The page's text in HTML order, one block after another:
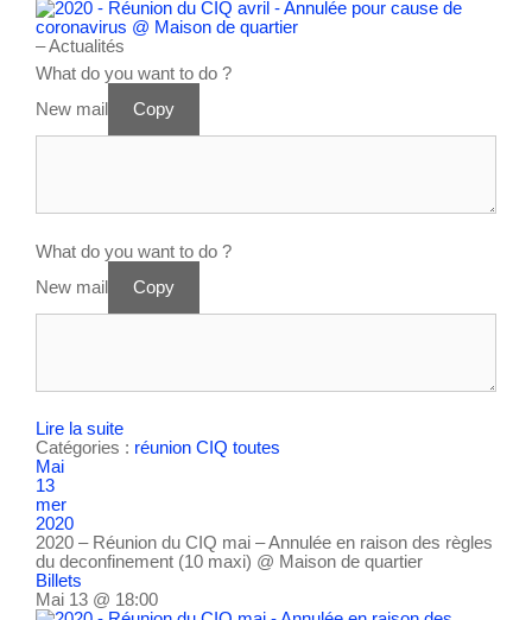
– Actualités
What do you want to do ?
New mail
Copy
What do you want to do ?
New mail
Copy
Lire la suite
Catégories : réunion CIQ toutes
Mai
13
mer
2020
2020 – Réunion du CIQ mai – Annulée en raison des règles
du deconfinement (10 maxi) @ Maison de quartier
Billets
Mai 13 @ 18:00